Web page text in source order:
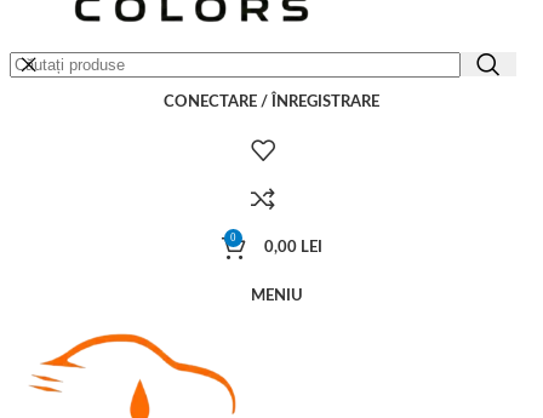
CONECTARE / ÎNREGISTRARE
0
0,00 LEI
MENIU